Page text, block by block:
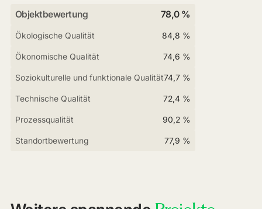
Objektbewertung 78,0 %
Ökologische Qualität 84,8 %
Ökonomische Qualität 74,6 %
Soziokulturelle und funktionale Qualität74,7 %
Technische Qualität 72,4 %
Prozessqualität 90,2 %
Standortbewertung 77,9 %